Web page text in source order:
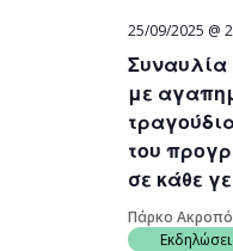
Συναυλία
με
του
σε κάθε
25/09/2025 @
Πάρκο